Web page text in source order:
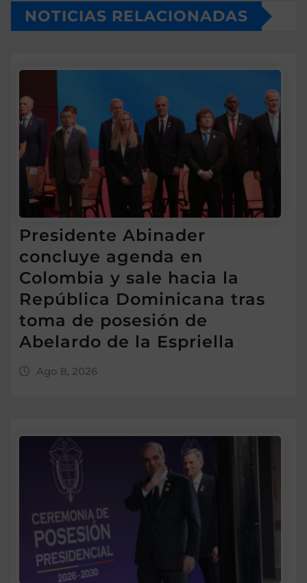
NOTICIAS RELACIONADAS
Presidente Abinader
concluye agenda en
Colombia y sale hacia la
República Dominicana tras
toma de posesión de
Abelardo de la Espriella
Ago 8, 2026